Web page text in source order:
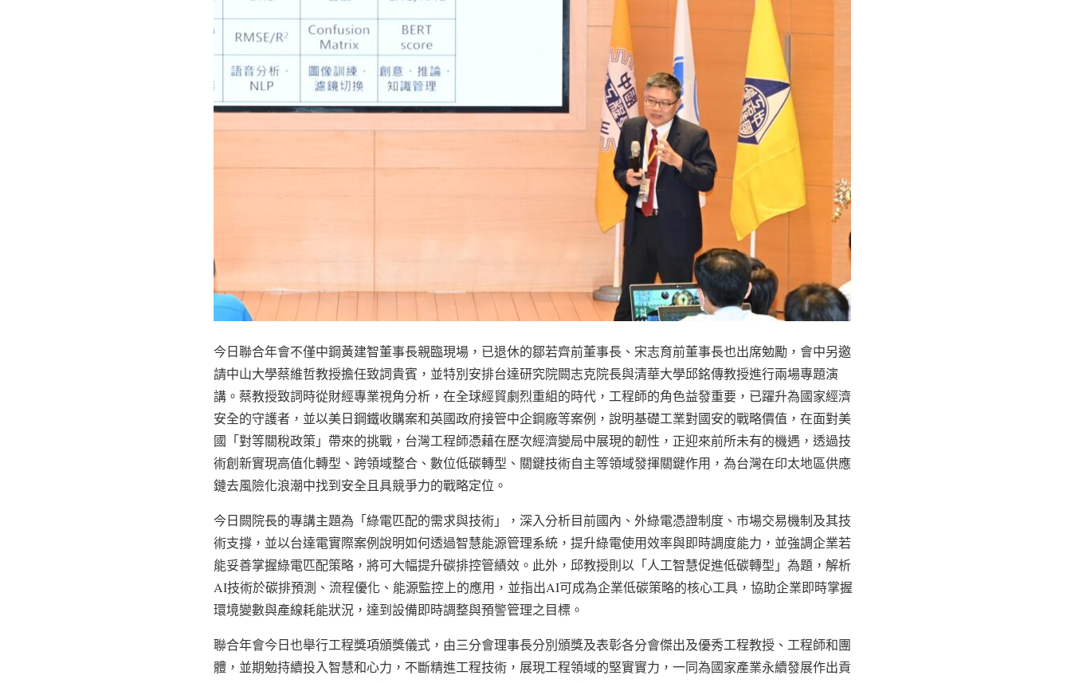
今日聯合年會不僅中鋼黃建智董事長親臨現場，已退休的鄒若齊前董事長、宋志育前董事長也出席勉勵，會中另邀
請中山大學蔡維哲教授擔任致詞貴賓，並特別安排台達研究院闕志克院長與清華大學邱銘傳教授進行兩場專題演
講。蔡教授致詞時從財經專業視角分析，在全球經貿劇烈重組的時代，工程師的角色益發重要，已躍升為國家經濟
安全的守護者，並以美日鋼鐵收購案和英國政府接管中企鋼廠等案例，說明基礎工業對國安的戰略價值，在面對美
國「對等關稅政策」帶來的挑戰，台灣工程師憑藉在歷次經濟變局中展現的韌性，正迎來前所未有的機遇，透過技
術創新實現高值化轉型、跨領域整合、數位低碳轉型、關鍵技術自主等領域發揮關鍵作用，為台灣在印太地區供應
鏈去風險化浪潮中找到安全且具競爭力的戰略定位。​​​​​​​​​​​​​​​​
今日闕院長的專講主題為「綠電匹配的需求與技術」，深入分析目前國內、外綠電憑證制度、市場交易機制及其技
術支撐，並以台達電實際案例說明如何透過智慧能源管理系統，提升綠電使用效率與即時調度能力，並強調企業若
能妥善掌握綠電匹配策略，將可大幅提升碳排控管績效。此外，邱教授則以「人工智慧促進低碳轉型」為題，解析
AI技術於碳排預測、流程優化、能源監控上的應用，並指出AI可成為企業低碳策略的核心工具，協助企業即時掌握
環境變數與產線耗能狀況，達到設備即時調整與預警管理之目標。
聯合年會今日也舉行工程獎項頒獎儀式，由三分會理事長分別頒獎及表彰各分會傑出及優秀工程教授、工程師和團
體，並期勉持續投入智慧和心力，不斷精進工程技術，展現工程領域的堅實實力，一同為國家產業永續發展作出貢